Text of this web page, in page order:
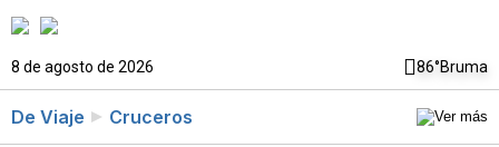
8 de agosto de 2026 86°Bruma
De Viaje Cruceros